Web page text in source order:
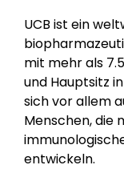
UCB ist ein
mit mehr als
und Hauptsitz
sich vor allem
Menschen, die
entwickeln.